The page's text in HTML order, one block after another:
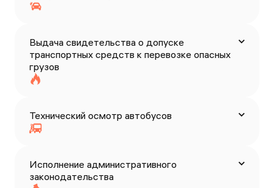
Выдача свидетельства о допуске
транспортных средств к перевозке опасных
грузов
Технический осмотр автобусов
Исполнение административного
законодательства